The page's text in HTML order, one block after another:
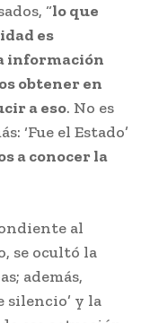
“lo que
es
información
obtener en
a eso. No es
‘Fue el Estado’
a conocer la
al
se ocultó la
además,
silencio’ y la